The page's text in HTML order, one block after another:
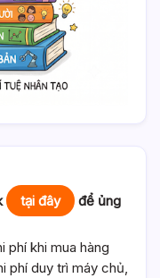
tại đây
để ủng
phí khi mua hàng
phí duy trì máy chủ,